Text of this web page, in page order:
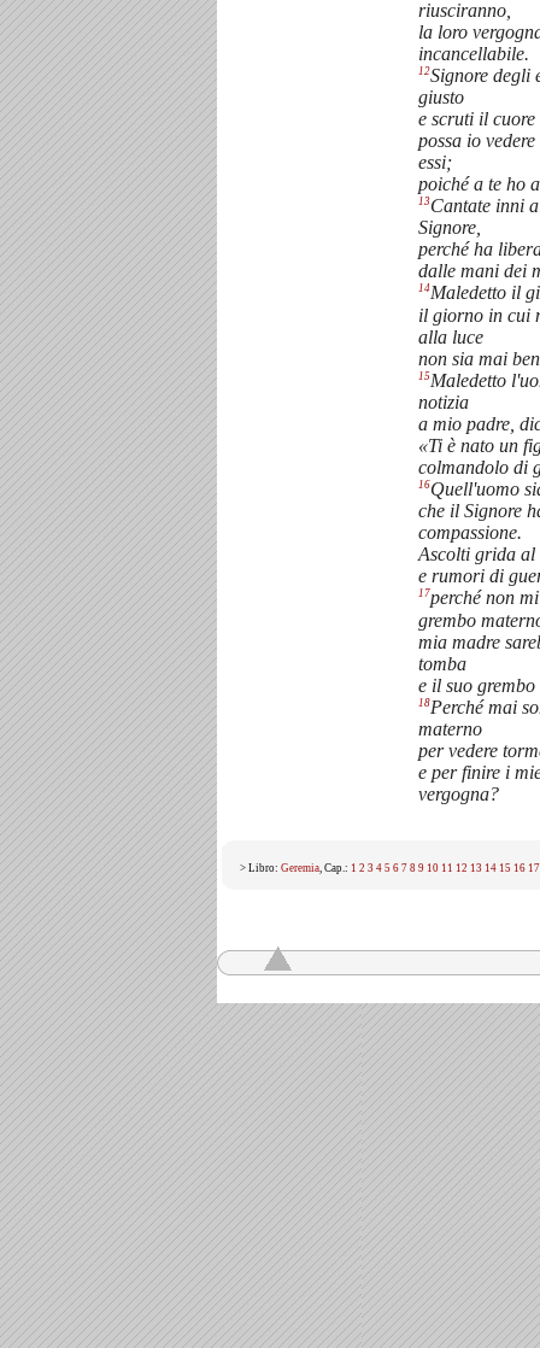
riusciranno,
la loro
incancellabile.
12Signore degli
giusto
e scruti il cuore
possa io
essi;
poiché a te ho
13Cantate inni
Signore,
perché ha
dalle mani dei
14Maledetto il
il giorno in cui
alla luce
non sia mai
15Maledetto
notizia
a mio padre,
«Ti è nato un
colmandolo di
16Quell'uomo
che il Signore
compassione.
Ascolti grida al
e rumori di
17perché non
grembo
mia madre
tomba
e il suo
18Perché mai
materno
per vedere
e per finire i
vergogna?
> Libro: Geremia, Cap.: 1 2 3 4 5 6 7 8 9 10 11 12 13 14 15 16 17